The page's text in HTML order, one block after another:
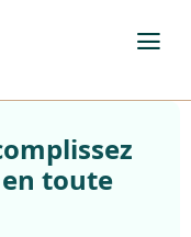
toute